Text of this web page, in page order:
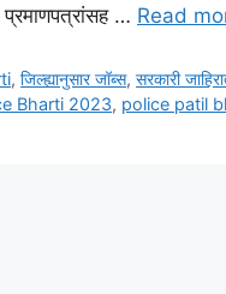
… Read
,जिल्ह्यानुसार जॉब्स,सरकारी
Bharti 2023, police patil